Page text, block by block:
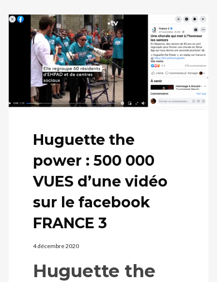
Huguette the
power : 500 000
VUES d’une vidéo
sur le facebook
FRANCE 3
4 décembre 2020
Huguette the